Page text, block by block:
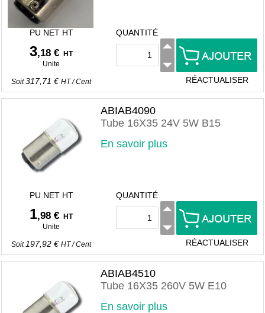
PU NET HT
3,18 €
HT
Unite
Soit317,71 € HT/Cent
QUANTITÉ
RÉACTUALISER
ABIAB4090
Tube 16X35 24V 5W B15
En savoir plus
PU NET HT
1,98 €
HT
Unite
Soit 197,92 € HT/Cent
QUANTITÉ
RÉACTUALISER
ABIAB4510
Tube 16X35 260V 5W E10
En savoir plus